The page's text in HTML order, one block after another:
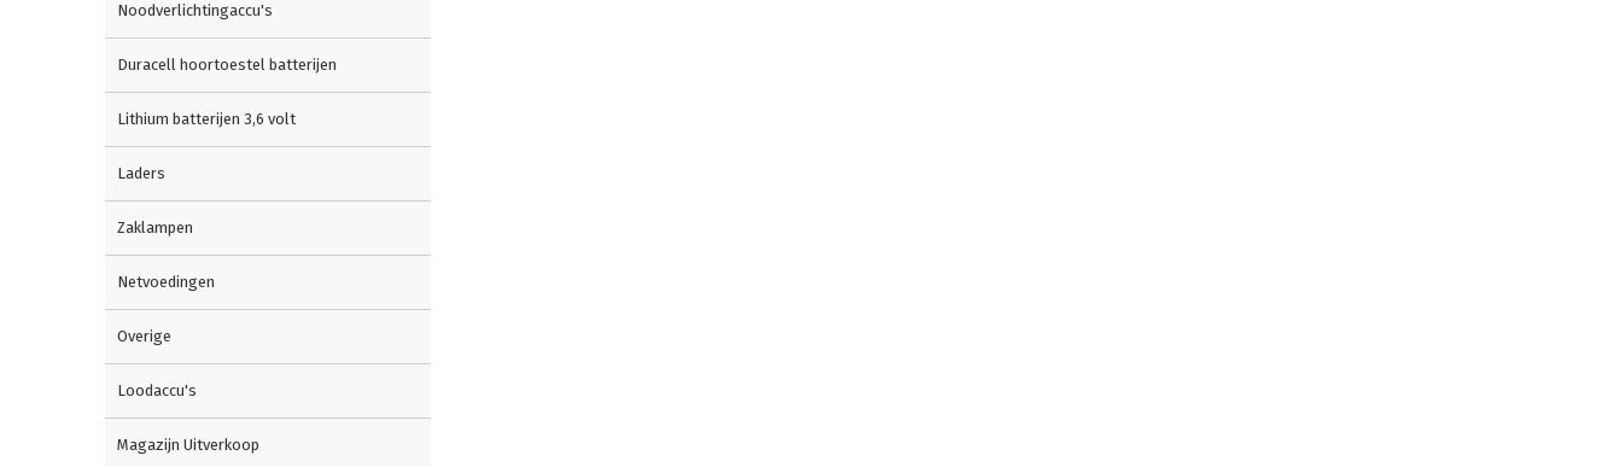
Noodverlichtingaccu's
Duracell hoortoestel batterijen
Lithium batterijen 3,6 volt
Laders
Zaklampen
Netvoedingen
Overige
Loodaccu's
Magazijn Uitverkoop